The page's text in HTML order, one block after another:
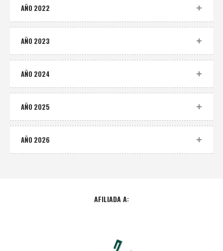
AÑO 2022
AÑO 2023
AÑO 2024
AÑO 2025
AÑO 2026
AFILIADA A: